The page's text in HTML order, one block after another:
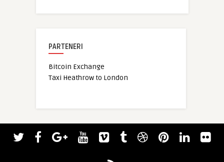
PARTENERI
Bitcoin Exchange
Taxi Heathrow to London